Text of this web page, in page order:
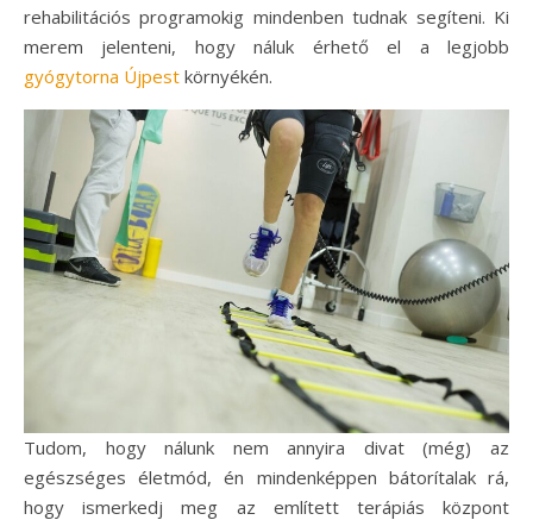
rehabilitációs programokig mindenben tudnak segíteni. Ki
merem jelenteni, hogy náluk érhető el a legjobb
gyógytorna Újpest környékén.
Tudom, hogy nálunk nem annyira divat (még) az
egészséges életmód, én mindenképpen bátorítalak rá,
hogy ismerkedj meg az említett terápiás központ